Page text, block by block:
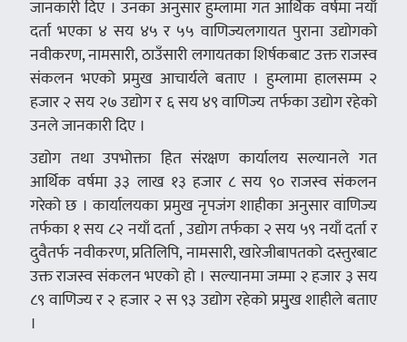
जानकारी दिए । उनका अनुसार हुम्लामा गत आर्थिक वर्षमा नयाँ
दर्ता भएका ४ सय ४५ र ५५ वाणिज्यलगायत पुराना उद्योगको
नवीकरण, नामसारी, ठाउँसारी लगायतका शिर्षकबाट उक्त राजस्व
संकलन भएको प्रमुख आचार्यले बताए । हुम्लामा हालसम्म २
हजार २ सय २७ उद्योग र ६ सय ४९ वाणिज्य तर्फका उद्योग रहेको
उनले जानकारी दिए ।
उद्योग तथा उपभोक्ता हित संरक्षण कार्यालय सल्यानले गत
आर्थिक वर्षमा ३३ लाख १३ हजार ८ सय ९० राजस्व संकलन
गरेको छ । कार्यालयका प्रमुख नृपजंग शाहीका अनुसार वाणिज्य
तर्फका १ सय ८२ नयाँ दर्ता , उद्योग तर्फका २ सय ५९ नयाँ दर्ता र
दुवैतर्फ नवीकरण, प्रतिलिपि, नामसारी, खारेजीबापतको दस्तुरबाट
उक्त राजस्व संकलन भएको हो । सल्यानमा जम्मा २ हजार ३ सय
८९ वाणिज्य र २ हजार २ स ९३ उद्योग रहेको प्रमु्ख शाहीले बताए
।